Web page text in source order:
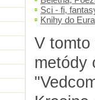
Sci - fi,
Knihy do Eura
V tomto
metódy